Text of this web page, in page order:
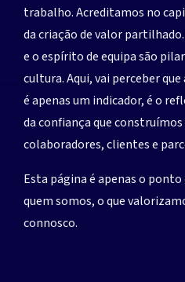
trabalho. Acreditamos no
da criação de valor
e o espírito de equipa são
cultura. Aqui, vai perceber
é apenas um indicador, é o
da confiança que
colaboradores, clientes e
Esta página é apenas o
quem somos, o que
connosco.